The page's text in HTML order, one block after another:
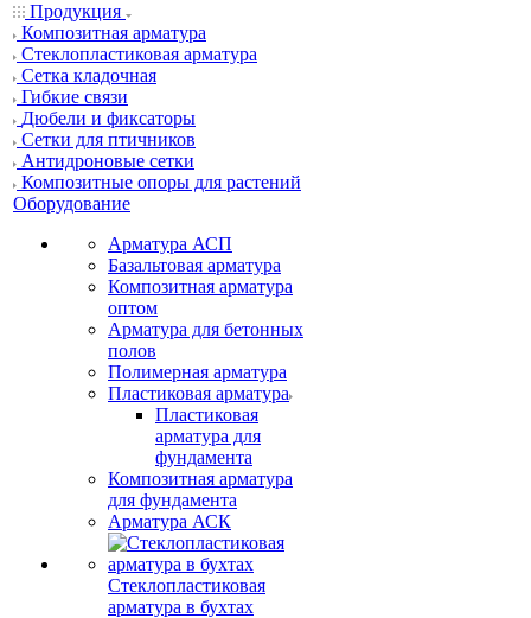
Продукция
Композитная арматура
Cтеклопластиковая арматура
Сетка кладочная
Гибкие связи
Дюбели и фиксаторы
Сетки для птичников
Антидроновые сетки
Композитные опоры для растений
Оборудование
Арматура АСП
Базальтовая арматура
Композитная арматура
оптом
Арматура для бетонных
полов
Полимерная арматура
Пластиковая арматура
Пластиковая
арматура для
фундамента
Композитная арматура
для фундамента
Арматура АСК
Стеклопластиковая
арматура в бухтах